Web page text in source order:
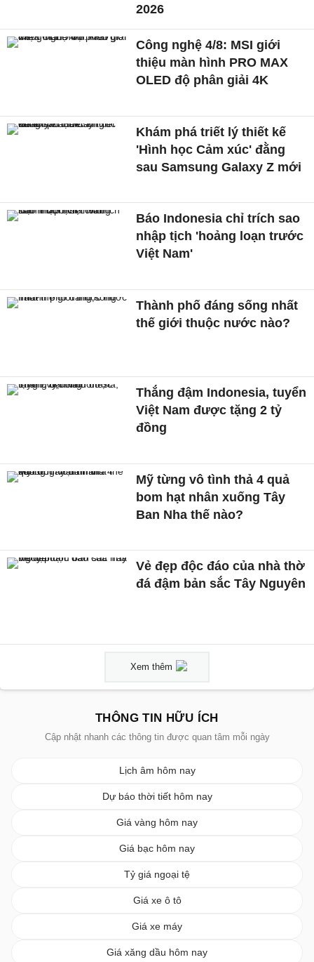
2026
Công nghệ 4/8: MSI giới
thiệu màn hình PRO MAX
OLED độ phân giải 4K
Khám phá triết lý thiết kế
'Hình học Cảm xúc' đằng
sau Samsung Galaxy Z mới
Báo Indonesia chỉ trích sao
nhập tịch 'hoảng loạn trước
Việt Nam'
Thành phố đáng sống nhất
thế giới thuộc nước nào?
Thắng đậm Indonesia, tuyển
Việt Nam được tặng 2 tỷ
đồng
Mỹ từng vô tình thả 4 quả
bom hạt nhân xuống Tây
Ban Nha thế nào?
Vẻ đẹp độc đáo của nhà thờ
đá đậm bản sắc Tây Nguyên
Xem thêm
THÔNG TIN HỮU ÍCH
Cập nhật nhanh các thông tin được quan tâm mỗi ngày
Lịch âm hôm nay
Dự báo thời tiết hôm nay
Giá vàng hôm nay
Giá bạc hôm nay
Tỷ giá ngoại tệ
Giá xe ô tô
Giá xe máy
Giá xăng dầu hôm nay